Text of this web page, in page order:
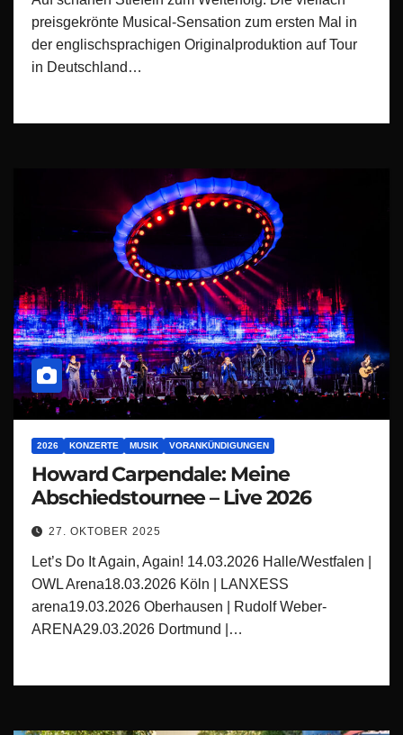
preisgekrönte Musical-Sensation zum ersten Mal in
der englischsprachigen Originalproduktion auf Tour
in Deutschland…
2026 KONZERTE MUSIK VORANKÜNDIGUNGEN
Howard Carpendale: Meine
Abschiedstournee – Live 2026
27. OKTOBER 2025
Let’s Do It Again, Again! 14.03.2026 Halle/Westfalen |
OWL Arena18.03.2026 Köln | LANXESS
arena19.03.2026 Oberhausen | Rudolf Weber-
ARENA29.03.2026 Dortmund |…